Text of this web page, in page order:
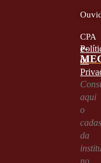
CPA
e-
aqui
o
da
de